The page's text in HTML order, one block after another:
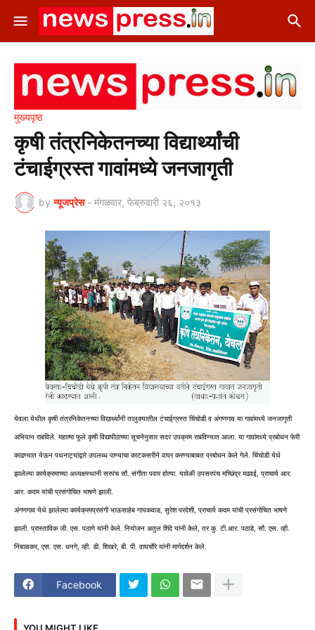
मुख्यपृष्ठ
कृषी तंत्रनिकेतनच्या विद्यार्थ्यांची
टंचाईग्रस्त गावांमध्ये जनजागृती
by न्यूजप्रेस - मंगळवार, फेब्रुवारी २६, २०१३
येवला येथील कृषी तंत्रनिकेतनच्या विद्यार्थ्यांनी तालुक्यातील टंचाईग्रस्त चिंचोडी व अंगणगाव या गावांमध्ये जनजागृती
अभियान राबविले. महात्मा फुले कृषी विद्यापीठाच्या सूचनेनुसार सदर उपक्रम राबविण्यात आला. या गावांमध्ये प्रबोधन फेरी
काढण्यात येऊन पथनाट्यांद्वारे उपलब्ध पाण्याचा काटकसरीने वापर करण्याबाबत प्रबोधन केले गेले. चिंचोडी येथे
झालेल्या कार्यक्रमाच्या अध्यक्षस्थानी सरपंच सौ. संगीता पवार होत्या. यावेळी उपसरपंच मच्छिंद्र मढवई, प्राचार्य आर.
आर. कदम यांची प्रसंगोचित भाषणे झाली.
अंगणगाव येथे झालेल्या कार्यक्रमप्रसंगी भाऊसाहेब गायकवाड, सुरेश परदेशी, प्राचार्य कदम यांची प्रसंगोचित भाषणे
झाली. प्रास्ताविक जी. एस. पठाणे यांनी केले. नियोजन अतुल शिंदे यांनी केले, तर कु. टी.आर. पठाडे, सौ. एस. व्ही.
निंबाळकर, एस. एस. धनगे, व्ही. डी. शिखरे, बी. पी. वाघचौरे यांनी मार्गदर्शन केले.
Facebook